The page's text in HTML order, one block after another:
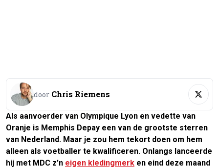
door Chris Riemens
Als aanvoerder van Olympique Lyon en vedette van
Oranje is Memphis Depay een van de grootste sterren
van Nederland. Maar je zou hem tekort doen om hem
alleen als voetballer te kwalificeren. Onlangs lanceerde
hij met MDC z’n eigen kledingmerk en eind deze maand